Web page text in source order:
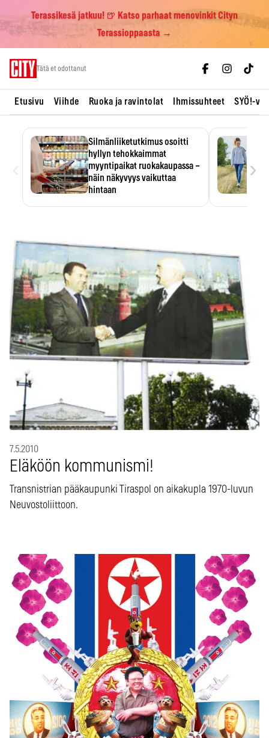
Terassikesä jatkuu! 🍺 Katso parhaat menovinkit Cityn
Terassioppaasta →
Tätä et odottanut
Etusivu Viihde Ruoka ja ravintolat Ihmissuhteet SYÖ!-
Silmänliiketutkimus osoitti
hyllyn tehokkaimmat
myyntipaikat ruokakaupassa –
näin näkyvyys vaikuttaa
hintaan
›
7.5.2010
Eläköön kommunismi!
Transnistrian pääkaupunki Tiraspol on aikakupla 1970-luvun
Neuvostoliittoon.